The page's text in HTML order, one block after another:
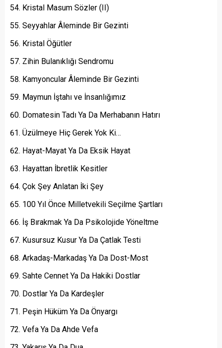
Kristal Masum Sözler (II)
Seyyahlar Âleminde Bir Gezinti
Kristal Öğütler
Zihin Bulanıklığı Sendromu
Kamyoncular Âleminde Bir Gezinti
Maymun İştahı ve İnsanlığımız
Domatesin Tadı Ya Da Merhabanın Hatırı
Üzülmeye Hiç Gerek Yok Ki…
Hayat-Mayat Ya Da Eksik Hayat
Hayattan İbretlik Kesitler
Çok Şey Anlatan İki Şey
100 Yıl Önce Milletvekili Seçilme Şartları
İş Bırakmak Ya Da Psikolojide Yöneltme
Kusursuz Kusur Ya Da Çatlak Testi
Arkadaş-Markadaş Ya Da Dost-Most
Sahte Cennet Ya Da Hakiki Dostlar
Dostlar Ya Da Kardeşler
Peşin Hüküm Ya Da Önyargı
Vefa Ya Da Ahde Vefa